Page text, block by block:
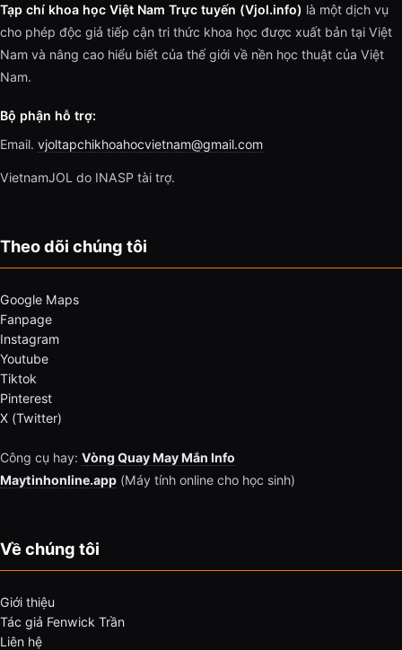
Tạp chí khoa học Việt Nam Trực tuyến (Vjol.info) là một dịch vụ
cho phép độc giả tiếp cận tri thức khoa học được xuất bản tại Việt
Nam và nâng cao hiểu biết của thế giới về nền học thuật của Việt
Nam.
Bộ phận hỗ trợ:
Email. vjoltapchikhoahocvietnam@gmail.com
VietnamJOL do INASP tài trợ.
Theo dõi chúng tôi
Google Maps
Fanpage
Instagram
Youtube
Tiktok
Pinterest
X (Twitter)
Công cụ hay: Vòng Quay May Mắn Info
Maytinhonline.app (Máy tính online cho học sinh)
Về chúng tôi
Giới thiệu
Tác giả Fenwick Trần
Liên hệ